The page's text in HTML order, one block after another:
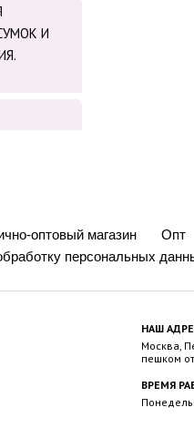
И
оптовый магазин Опт
персональных
НАШ
Москва,
пешком
ВРЕМЯ